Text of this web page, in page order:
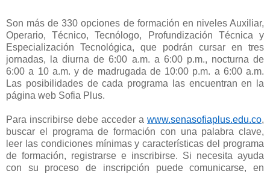
Son más de 330 opciones de formación en niveles Auxiliar,
Operario, Técnico, Tecnólogo, Profundización Técnica y
Especialización Tecnológica, que podrán cursar en tres
jornadas, la diurna de 6:00 a.m. a 6:00 p.m., nocturna de
6:00 a 10 a.m. y de madrugada de 10:00 p.m. a 6:00 a.m.
Las posibilidades de cada programa las encuentran en la
página web Sofia Plus.
Para inscribirse debe acceder a www.senasofiaplus.edu.co,
buscar el programa de formación con una palabra clave,
leer las condiciones mínimas y características del programa
de formación, registrarse e inscribirse. Si necesita ayuda
con su proceso de inscripción puede comunicarse, en